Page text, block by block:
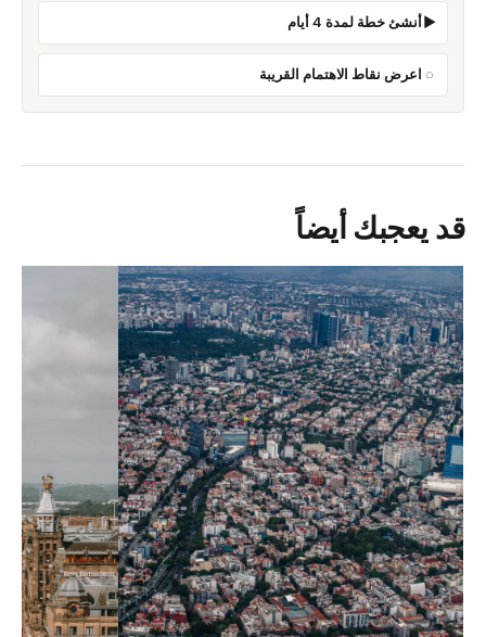
أنشئ خطة لمدة 4 أيام
اعرض نقاط الاهتمام القريبة
قد يعجبك أيضاً